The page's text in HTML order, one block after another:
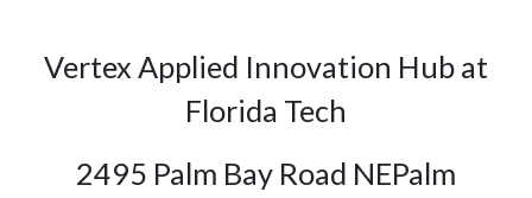
Vertex Applied Innovation Hub at
Florida Tech
2495 Palm Bay Road NEPalm